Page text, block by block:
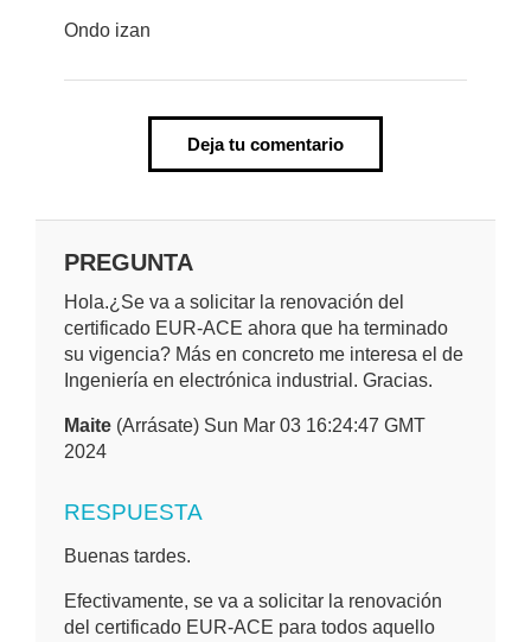
Ondo izan
Deja tu comentario
PREGUNTA
Hola.¿Se va a solicitar la renovación del
certificado EUR-ACE ahora que ha terminado
su vigencia? Más en concreto me interesa el de
Ingeniería en electrónica industrial. Gracias.
Maite (Arrásate) Sun Mar 03 16:24:47 GMT
2024
RESPUESTA
Buenas tardes.
Efectivamente, se va a solicitar la renovación
del certificado EUR-ACE para todos aquello